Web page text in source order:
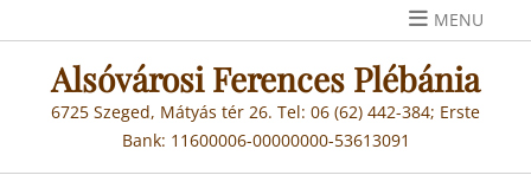
to
content
MENU
Alsóvárosi Ferences Plébánia
6725 Szeged, Mátyás tér 26. Tel: 06 (62) 442-384; Erste
Bank: 11600006-00000000-53613091